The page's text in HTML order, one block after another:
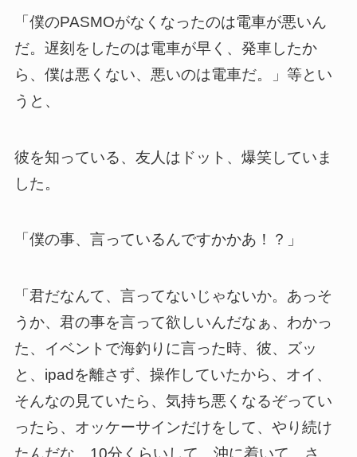
「僕のPASMOがなくなったのは電車が悪いん
だ。遅刻をしたのは電車が早く、発車したか
ら、僕は悪くない、悪いのは電車だ。」等とい
うと、
彼を知っている、友人はドット、爆笑していま
した。
「僕の事、言っているんですかかあ！？」
「君だなんて、言ってないじゃないか。あっそ
うか、君の事を言って欲しいんだなぁ、わかっ
た、イベントで海釣りに言った時、彼、ズッ
と、ipadを離さず、操作していたから、オイ、
そんなの見ていたら、気持ち悪くなるぞってい
ったら、オッケーサインだけをして、やり続け
たんだな。10分くらいして、沖に着いて、さ